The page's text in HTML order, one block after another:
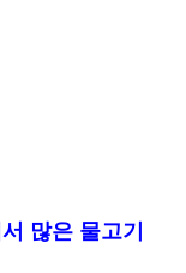
많은 물고기